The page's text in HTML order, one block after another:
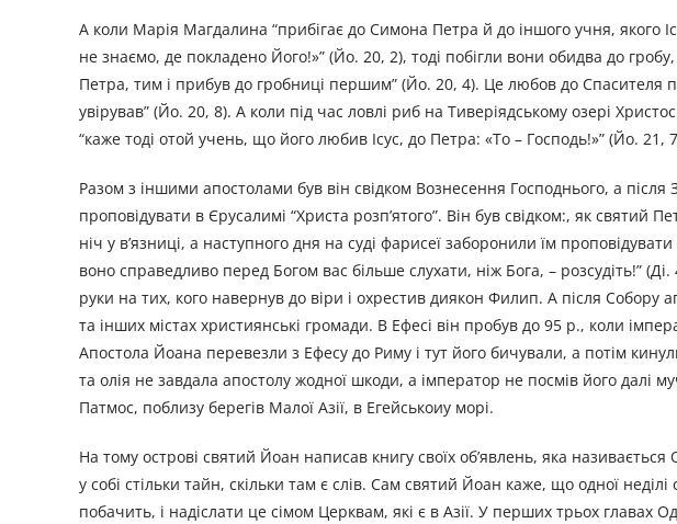
А коли Марія Магдалина “прибігає до Симона Петра й до іншого учня, якого
не знаємо, де покладено Його!»” (Йо. 20, 2), тоді побігли вони обидва до
Петра, тим і прибув до гробниці першим” (Йо. 20, 4). Це любов до Спасителя
увірував” (Йо. 20, 8). А коли під час ловлі риб на Тиверіядському озері
“каже тоді отой учень, що його любив Ісус, до Петра: «То – Господь!»” (Йо. 21,
Разом з іншими апостолами був він свідком Вознесення Господнього, а
проповідувати в Єрусалимі “Христа розп’ятого”. Він був свідком:, як святий
ніч у в’язниці, а наступного дня на суді фарисеї заборонили їм
воно справедливо перед Богом вас більше слухати, ніж Бога, – розсудіть!”
руки на тих, кого навернув до віри і охрестив диякон Филип. А після Собору
та інших містах християнські громади. В Ефесі він пробув до 95 р., коли
Апостола Йоана перевезли з Ефесу до Риму і тут його бичували, а потім
та олія не завдала апостолу жодної шкоди, а імператор не посмів його далі
Патмос, поблизу берегів Малої Азії, в Егейськоиу морі.
На тому острові святий Йоан написав книгу своїх об’явлень, яка
у собі стільки тайн, скільки там є слів. Сам святий Йоан каже, що одної
побачить, і надіслати це сімом Церквам, які є в Азії. У перших трьох главах